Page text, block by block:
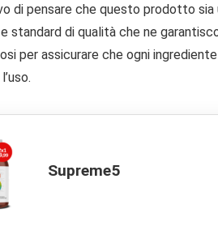
di pensare che questo prodotto
standard di qualità che ne
per assicurare che ogni
Supreme5